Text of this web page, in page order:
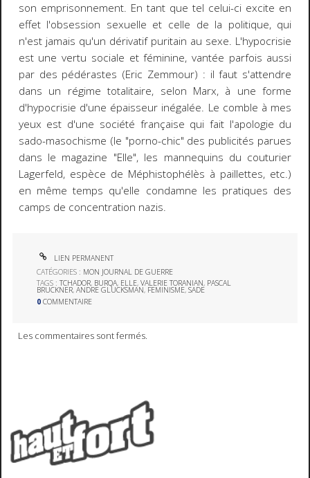
son emprisonnement. En tant que tel celui-ci excite en
effet l'obsession sexuelle et celle de la politique, qui
n'est jamais qu'un dérivatif puritain au sexe. L'hypocrisie
est une vertu sociale et féminine, vantée parfois aussi
par des pédérastes (Eric Zemmour) : il faut s'attendre
dans un régime totalitaire, selon Marx, à une forme
d'hypocrisie d'une épaisseur inégalée. Le comble à mes
yeux est d'une société française qui fait l'apologie du
sado-masochisme (le "porno-chic" des publicités parues
dans le magazine "Elle", les mannequins du couturier
Lagerfeld, espèce de Méphistophélès à paillettes, etc.)
en même temps qu'elle condamne les pratiques des
camps de concentration nazis.
LIEN PERMANENT
CATÉGORIES : MON JOURNAL DE GUERRE
TAGS :TCHADOR, BURQA, ELLE,VALERIE TORANIAN, PASCAL
BRUCKNER,ANDRE GLUCKSMAN, FEMINISME,SADE
0 COMMENTAIRE
Les commentaires sont fermés.